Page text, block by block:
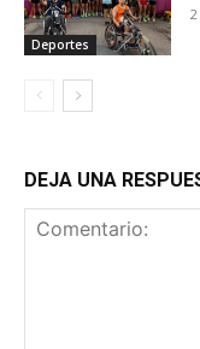
Deportes
DEJA UNA